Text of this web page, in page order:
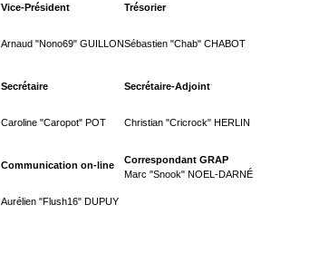
Vice-Président
Arnaud "Nono69" GUILLON
Trésorier
Sébastien "Chab" CHABOT
Secrétaire
Caroline "Caropot" POT
Secrétaire-Adjoint
Christian "Cricrock" HERLIN
Communication on-line
Aurélien "Flush16" DUPUY
Correspondant GRAP
Marc "Snook" NOEL-DARNÉ